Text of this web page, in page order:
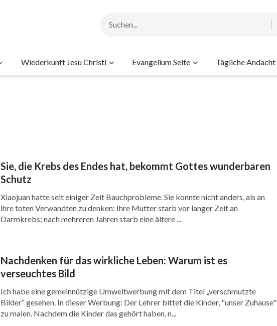
Wiederkunft Jesu Christi Evangelium Seite Tägliche Andacht
Sie, die Krebs des Endes hat, bekommt Gottes wunderbaren
Schutz
Xiaojuan hatte seit einiger Zeit Bauchprobleme. Sie konnte nicht anders, als an
ihre toten Verwandten zu denken: Ihre Mutter starb vor langer Zeit an
Darmkrebs; nach mehreren Jahren starb eine ältere ...
Nachdenken für das wirkliche Leben: Warum ist es
verseuchtes Bild
Ich habe eine gemeinnützige Umweltwerbung mit dem Titel „verschmutzte
Bilder“ gesehen. In dieser Werbung: Der Lehrer bittet die Kinder, "unser Zuhause"
zu malen. Nachdem die Kinder das gehört haben, n...